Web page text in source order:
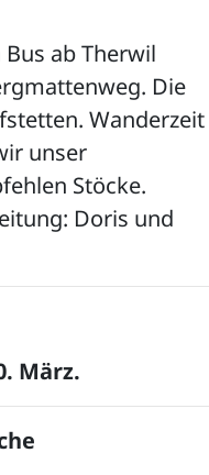
ab Therwil
Die
Wanderzeit
unser
Stöcke.
Doris und
März.